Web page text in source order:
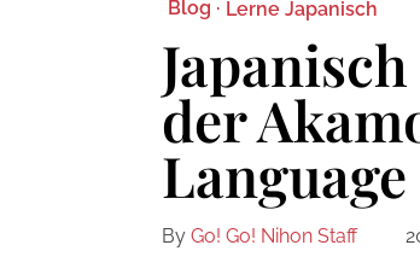
Blog · Lerne Japanisch
der
By Go! Go! Nihon Staff